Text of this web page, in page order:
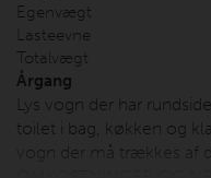
Egenvægt
Lasteevne
Totalvægt
Årgang
Lys vogn der har
toilet i bag, køkken og
vogn der må trækkes af